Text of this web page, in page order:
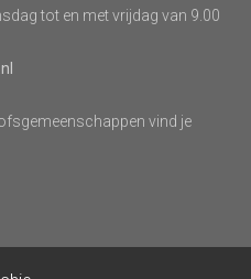
tot en met vrijdag van 9.00
vind je